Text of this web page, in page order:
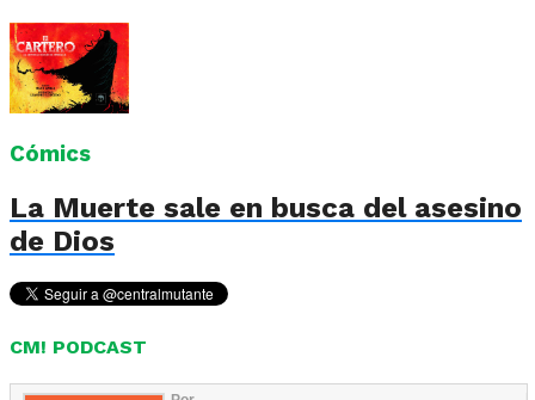
Cómics
La Muerte sale en busca del asesino
de Dios
CM! PODCAST